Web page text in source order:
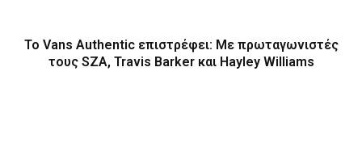
Το Vans Authentic επιστρέφει: Με πρωταγωνιστές
τους SZA, Travis Barker και Hayley Williams